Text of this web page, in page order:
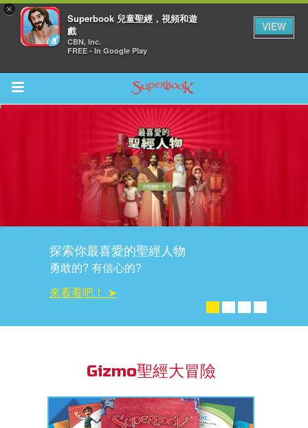
×
Superbook 兒童聖經，視頻和遊
戲
CBN, Inc.
FREE - In Google Play
VIEW
Return to Content
探索你最喜愛的聖經人物
勇敢的? 有信心的?
來看看吧！ ➤
Gizmo聖經大冒險